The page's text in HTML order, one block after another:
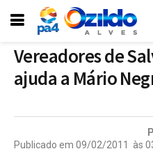
Vereadores de
ajuda a Mário
Publicado em 09/02/2011 às